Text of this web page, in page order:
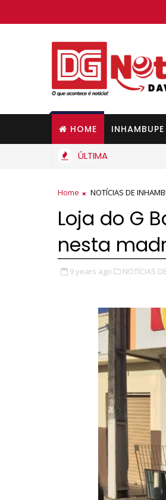
HOME INHAMBUPE
ÚLTIMA
Home NOTÍCIAS DE
Loja do G
nesta
9 years ago NOTÍCIAS